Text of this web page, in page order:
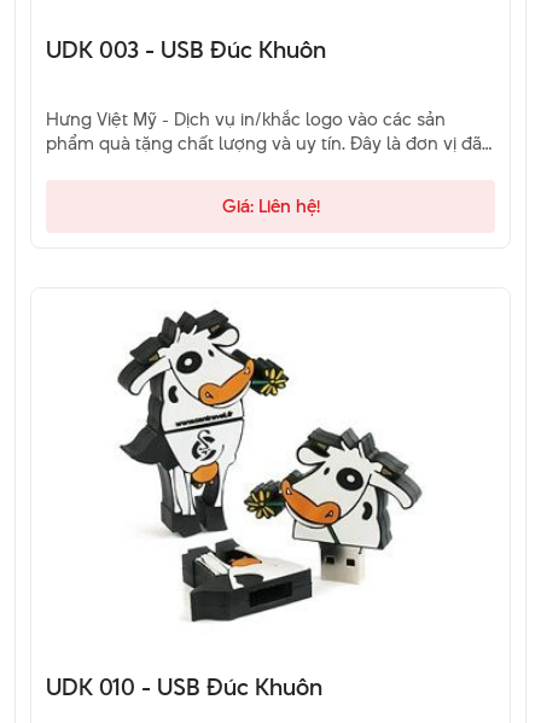
UDK 003 - USB Đúc Khuôn
Hưng Việt Mỹ - Dịch vụ in/khắc logo vào các sản
phẩm quà tặng chất lượng và uy tín. Đây là đơn vị đã
Giá: Liên hệ!
UDK 010 - USB Đúc Khuôn